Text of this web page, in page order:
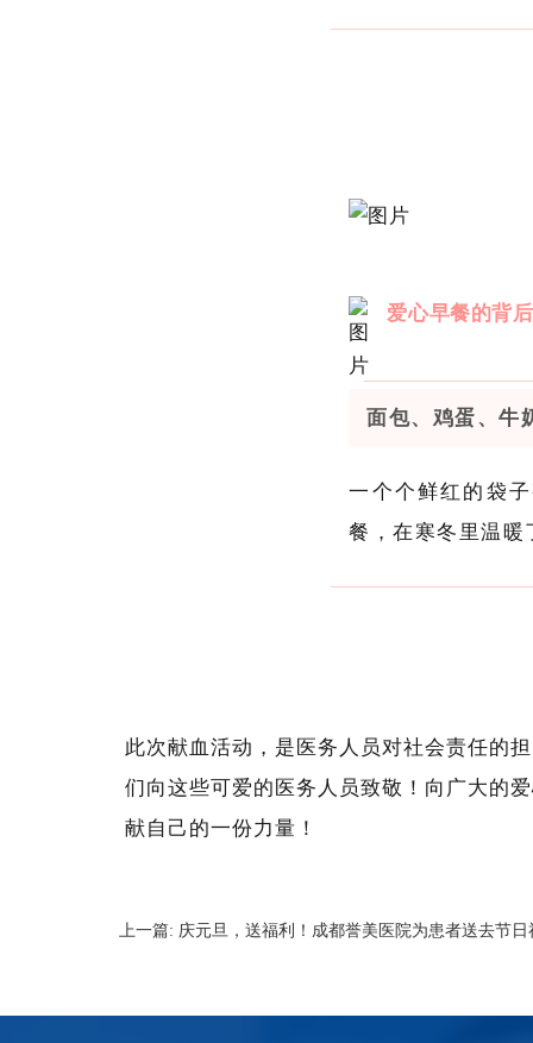
爱心早餐的背
面包、鸡蛋、
一个个鲜红的袋
餐，在寒冬里温
此次献血活动，是医务人员对社会责任的
们向这些可爱的医务人员致敬！向广大的
献自己的一份力量！
上一篇: 庆元旦，送福利！成都誉美医院为患者送去节日